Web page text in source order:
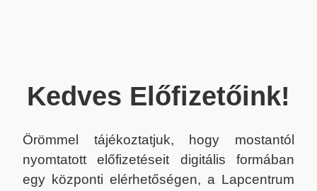
Kedves Előfizetőink!
Örömmel tájékoztatjuk, hogy mostantól
nyomtatott előfizetéseit digitális formában
egy központi elérhetőségen, a Lapcentrum